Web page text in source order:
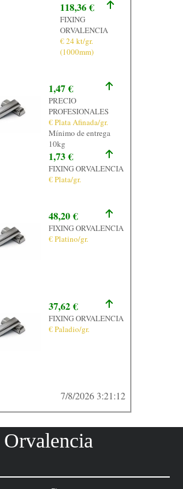
118,36 €
FIXING
ORVALENCIA
€ 24 kt/gr.
(1000mm)
1,47 €
PRECIO
PROFESIONALES
€ Plata Afinada/gr.
Mínimo de entrega
10kg
1,73 €
FIXING ORVALENCIA
€ Plata/gr.
48,20 €
FIXING ORVALENCIA
€ Platino/gr.
37,62 €
FIXING ORVALENCIA
€ Paladio/gr.
7/8/2026 3:21:12
Orvalencia